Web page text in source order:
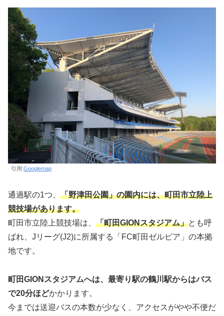
引用:Googlemap
通過駅の1つ、 「野津田公園」の園内には、町田市立陸上
競技場があります。
町田市立陸上競技場は、 「町田GIONスタジアム」とも呼
ばれ、Jリーグ(J2)に所属する「FC町田ゼルビア」の本拠
地です。
町田GIONスタジアムへは、最寄り駅の鶴川駅からはバス
で20分ほどかかります。
今までは送迎バスの本数が少なく、アクセスがやや不便だ